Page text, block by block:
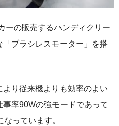
ーの販売するハンディクリー
ブラシレスモーター」を搭
り従来機よりも効率のよい
率90Wの強モードであって
っています。